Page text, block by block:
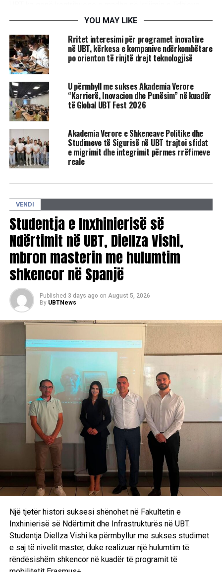
ekonomike e akademike në mes të Kosovës dhe Austrisë,
inovacionit dhe teknologjisë.
RELATED TOPICS:
UP NEXT
UBT shënoi Ditën Ndërkombëtare të Kreativitetit dhe
Inovacionit
Sot shënohet dita botërore e inovacionit dhe
kreativitetit
YOU MAY LIKE
Rritet interesimi për programet inovative
në UBT, kërkesa e kompanive ndërkombëtare
po orienton të rinjtë drejt teknologjisë
U përmbyll me sukses Akademia Verore
“Karrierë, Inovacion dhe Punësim” në kuadër
të Global UBT Fest 2026
Akademia Verore e Shkencave Politike dhe
Studimeve të Sigurisë në UBT trajtoi sfidat
e migrimit dhe integrimit përmes rrëfimeve
reale
VENDI
Studentja e Inxhinierisë së
Ndërtimit në UBT, Diellza Vishi,
mbron masterin me hulumtim
shkencor në Spanjë
Published 3 days ago on August 5, 2026
By UBTNews
Një tjetër histori suksesi shënohet në Fakultetin e
Inxhinierisë së Ndërtimit dhe Infrastrukturës në UBT.
Studentja Diellza Vishi ka përmbyllur me sukses studimet
e saj të nivelit master, duke realizuar një hulumtim të
rëndësishëm shkencor në kuadër të programit të